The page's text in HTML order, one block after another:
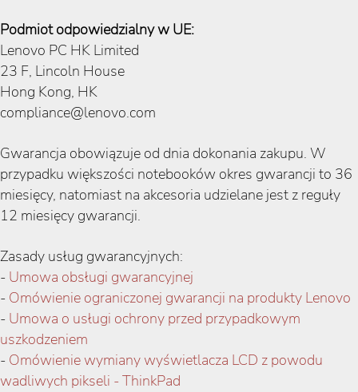
Podmiot odpowiedzialny w UE:
Lenovo PC HK Limited
23 F, Lincoln House
Hong Kong, HK
compliance@lenovo.com
Gwarancja obowiązuje od dnia dokonania zakupu. W
przypadku większości notebooków okres gwarancji to 36
miesięcy, natomiast na akcesoria udzielane jest z reguły
12 miesięcy gwarancji.
Zasady usług gwarancyjnych:
- Umowa obsługi gwarancyjnej
- Omówienie ograniczonej gwarancji na produkty Lenovo
- Umowa o usługi ochrony przed przypadkowym
uszkodzeniem
- Omówienie wymiany wyświetlacza LCD z powodu
wadliwych pikseli - ThinkPad